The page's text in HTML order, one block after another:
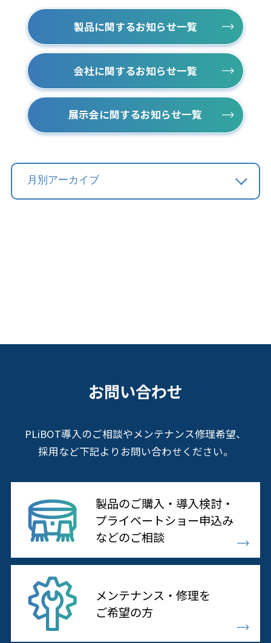
製品に関するお知らせ一覧
会社に関するお知らせ一覧
展示会に関するお知らせ一覧
お問い合わせ
PLiBOT導入のご相談やメンテナンス修理希望、
採用など下記よりお問い合わせください。
製品のご購入・導入検討・
プライベートショー申込み
などのご相談
メンテナンス・修理を
ご希望の方